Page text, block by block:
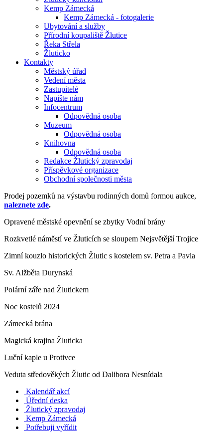
Kemp Zámecká
Kemp Zámecká - fotogalerie
Ubytování a služby
Přírodní koupaliště Žlutice
Řeka Střela
Žluticko
Kontakty
Městský úřad
Vedení města
Zastupitelé
Napište nám
Infocentrum
Odpovědná osoba
Muzeum
Odpovědná osoba
Knihovna
Odpovědná osoba
Redakce Žlutický zpravodaj
Příspěvkové organizace
Obchodní společnosti města
Prodej pozemků na výstavbu rodinných domů formou aukce,
naleznete zde.
Opravené městské opevnění se zbytky Vodní brány
Rozkvetlé náměstí ve Žluticích se sloupem Nejsvětější Trojice
Zimní kouzlo historických Žlutic s kostelem sv. Petra a Pavla
Sv. Alžběta Durynská
Polární záře nad Žlutickem
Noc kostelů 2024
Zámecká brána
Magická krajina Žluticka
Luční kaple u Protivce
Veduta středověkých Žlutic od Dalibora Nesnídala
Kalendář akcí
Úřední deska
Žlutický zpravodaj
Kemp Zámecká
Potřebuji vyřídit